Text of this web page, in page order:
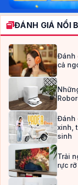
ĐÁNH GIÁ NỔI
Đánh
cả
Đánh
xinh,
sinh
Trải
rực